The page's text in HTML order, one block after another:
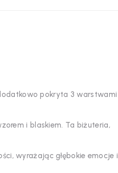
pokryta 3 warstwami
i blaskiem. Ta biżuteria,
wyrażając głębokie emocje i